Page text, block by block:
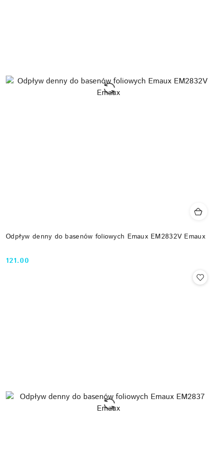
Odpływ denny do basenów foliowych Emaux EM2832V Emaux
Cena:
121.00